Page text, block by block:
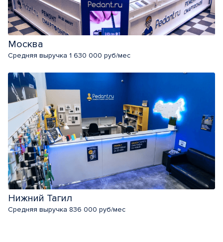
Москва
Средняя выручка 1 630 000 руб/мес
Нижний Тагил
Средняя выручка 836 000 руб/мес